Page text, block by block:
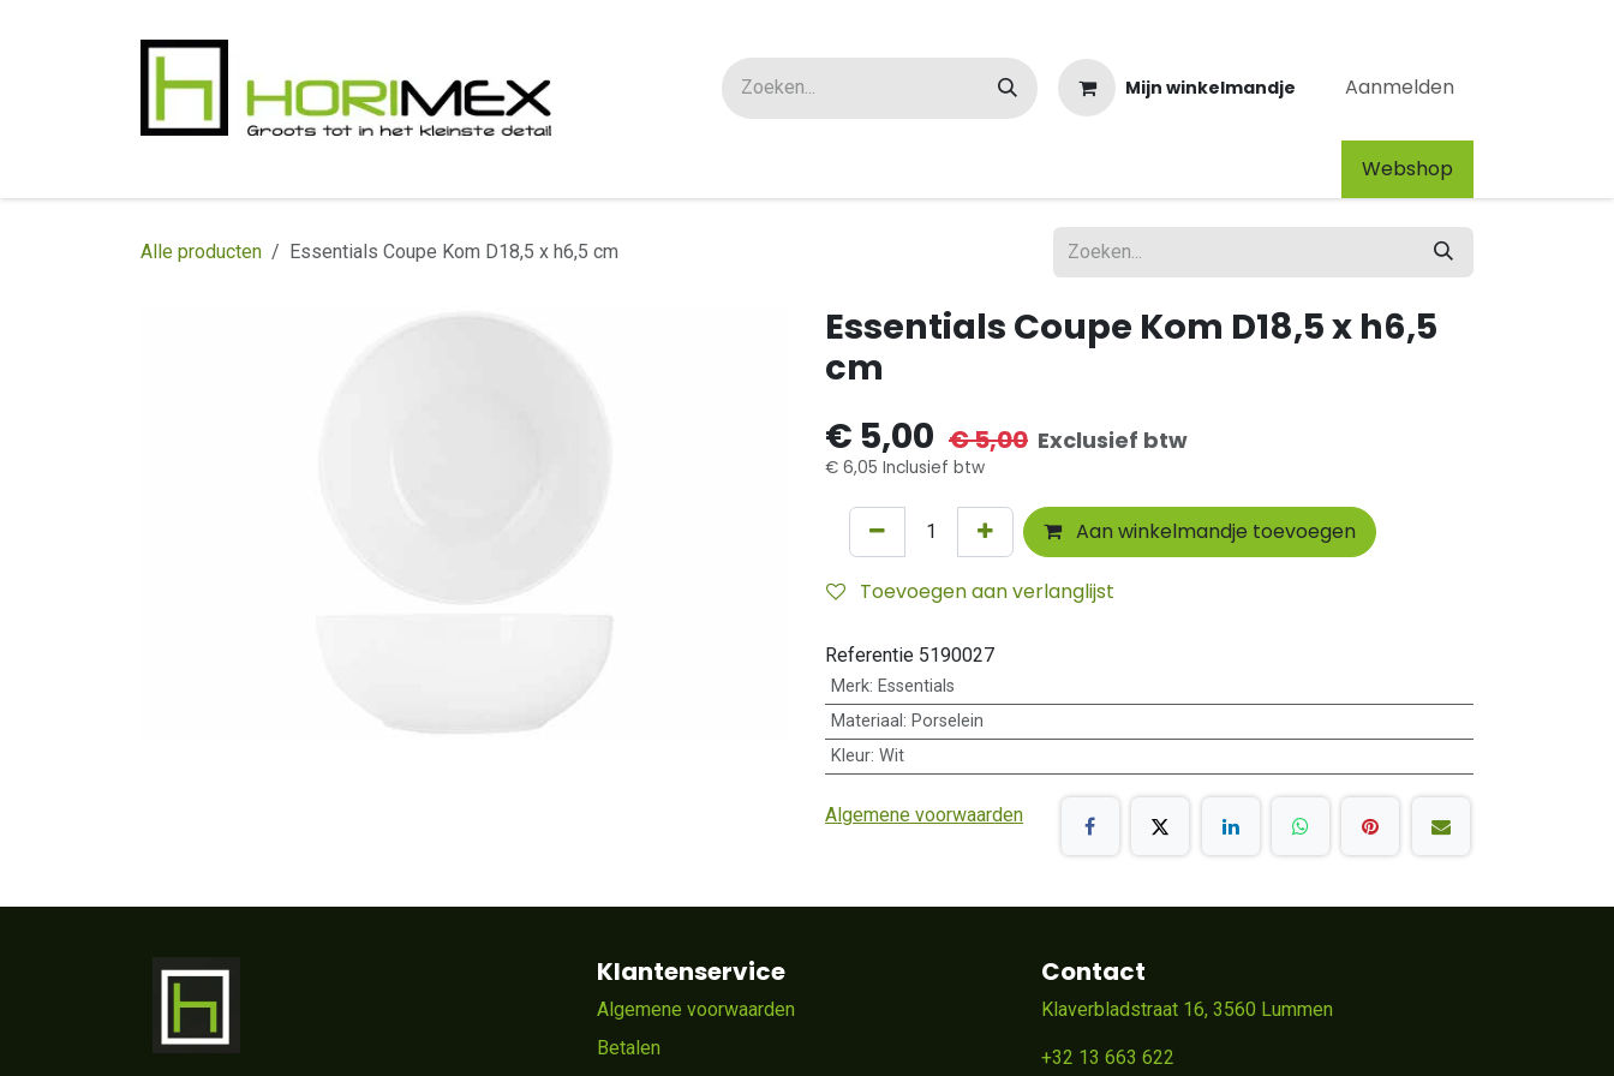
Mijn winkelmandje Aanmelden
Webshop​
Alle producten Essentials Coupe Kom D18,5 x h6,5 cm
Essentials Coupe Kom D18,5 x h6,5
cm
€ 5,00 €5,00 Exclusief btw
€ 6,05 Inclusief btw
Aan winkelmandje toevoegen
Toevoegen aan verlanglijst
Referentie 5190027
Merk: Essentials
Materiaal : Porselein
Kleur: Wit
Algemene voorwaarden
Klantenservice
Algemene voorwaarden
Betalen
Contact
Klaverbladstraat 16, 3560 Lummen
+32 13 663 622